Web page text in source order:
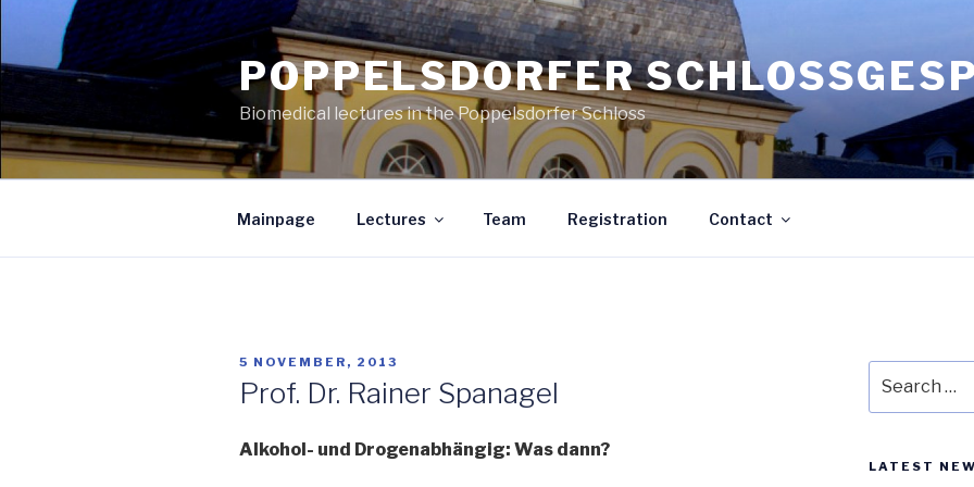
content
POPPELSDORFER
Biomedical lectures in the Poppelsdorfer Schloss
Mainpage Lectures Team Registration Contact
POSTED
5 NOVEMBER, 2013
Prof. Dr. Rainer Spanagel
Alkohol- und Drogenabhängig: Was dann?
for:
LATEST